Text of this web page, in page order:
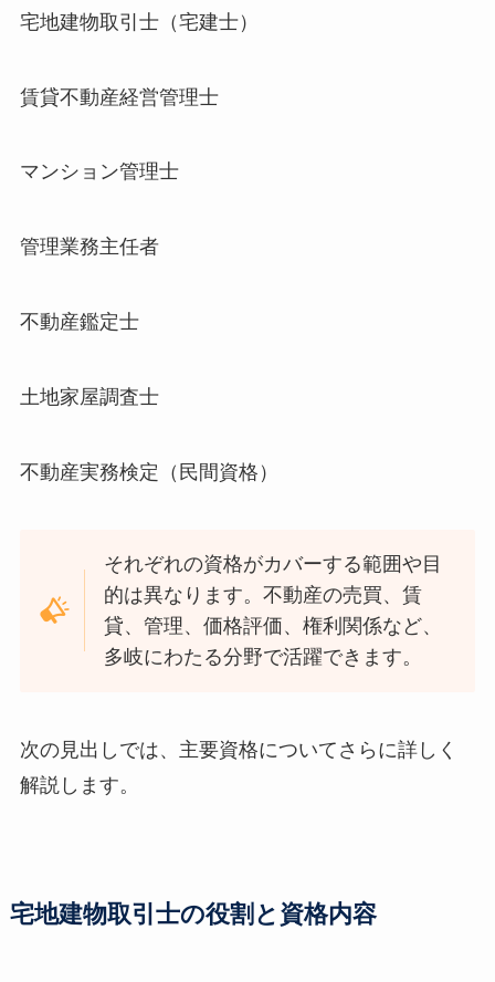
宅地建物取引士（宅建士）
賃貸不動産経営管理士
マンション管理士
管理業務主任者
不動産鑑定士
土地家屋調査士
不動産実務検定（民間資格）
それぞれの資格がカバーする範囲や目
的は異なります。不動産の売買、賃
貸、管理、価格評価、権利関係など、
多岐にわたる分野で活躍できます。
次の見出しでは、主要資格についてさらに詳しく
解説します。
宅地建物取引士の役割と資格内容